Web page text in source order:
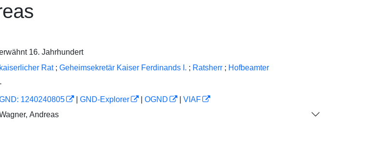
16. Jahrhundert
kaiserlicher Rat ; Geheimsekretär Kaiser Ferdinands I. ; Ratsherr ; Hofbeamter
1240240805 GND-Explorer OGND
VIAF
Andreas